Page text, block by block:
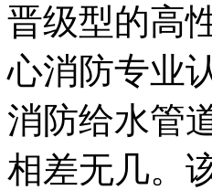
晋级型的高
心消防专业
消防给水管
相差无几。